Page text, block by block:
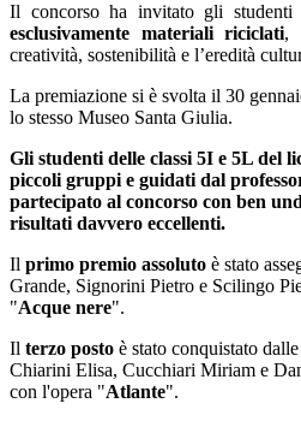
Il concorso ha invitato gli studenti
esclusivamente materiali riciclati,
creatività, sostenibilità e l’eredità
La premiazione si è svolta il 30
lo stesso Museo Santa Giulia.
Gli studenti delle classi 5I e 5L del
piccoli gruppi e guidati dal
partecipato al concorso con ben
risultati davvero eccellenti.
Il primo premio assoluto è stato
Grande, Signorini Pietro e Scilingo
"Acque nere".
Il terzo posto è stato conquistato
Chiarini Elisa, Cucchiari Miriam e
con l'opera "Atlante".